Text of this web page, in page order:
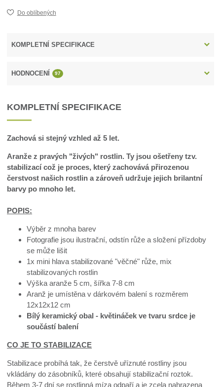
Do oblíbených
KOMPLETNÍ SPECIFIKACE
HODNOCENÍ 97
KOMPLETNÍ SPECIFIKACE
Zachová si stejný vzhled až 5 let.
Aranže z pravých "živých" rostlin. Ty jsou ošetřeny tzv.
stabilizací což je proces, který zachovává přirozenou
čerstvost našich rostlin a zároveň udržuje jejich brilantní
barvy po mnoho let.
POPIS:
Výběr z mnoha barev
Fotografie jsou ilustrační, odstín růže a složení přízdoby
se může lišit
1x mini hlava stabilizované "věčné" růže, mix
stabilizovaných rostlin
Výška aranže 5 cm, šířka 7-8 cm
Aranž je umístěna v dárkovém balení s rozměrem
12x12x12 cm
Bílý keramický obal - květináček ve tvaru srdce je
součástí balení
CO JE TO STABILIZACE
Stabilizace probíhá tak, že čerstvě uříznuté rostliny jsou
vkládány do zásobníků, které obsahují stabilizační roztok.
Během 3-7 dní se rostlinná míza odpaří a je zcela nahrazena